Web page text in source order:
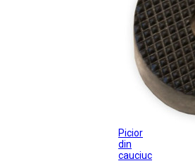
Picior
din
cauciuc